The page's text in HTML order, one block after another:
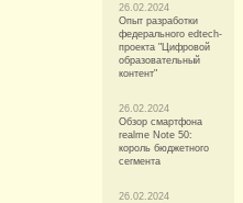
26.02.2024
Опыт разработки
федерального edtech-
проекта "Цифровой
образовательный
контент"
26.02.2024
Обзор смартфона
realme Note 50:
король бюджетного
сегмента
26.02.2024